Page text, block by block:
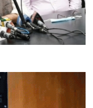
আজ বিশ্বনেতা : তথ্যমন্ত্রী